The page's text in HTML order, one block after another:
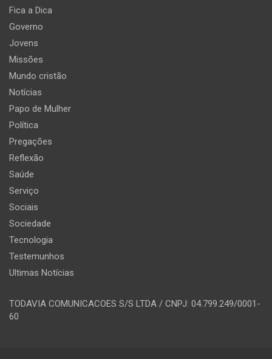
Fica a Dica
Governo
Jovens
Missões
Mundo cristão
Notícias
Papo de Mulher
Política
Pregações
Reflexão
Saúde
Serviço
Sociais
Sociedade
Tecnologia
Testemunhos
Ultimas Notícias
TODAVIA COMUNICACOES S/S LTDA / CNPJ: 04.799.249/0001-
60